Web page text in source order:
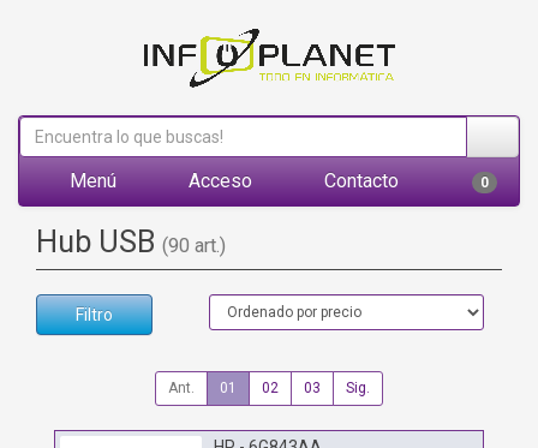
Menú Acceso Contacto 0
Hub USB (90 art.)
Filtro
Ant. 01 02 03 Sig.